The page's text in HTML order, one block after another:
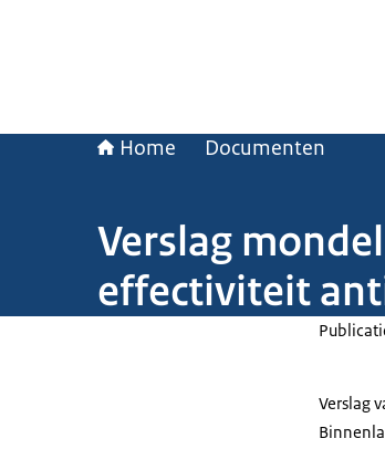
Home Documenten
Verslag
effectiviteit
Verslag